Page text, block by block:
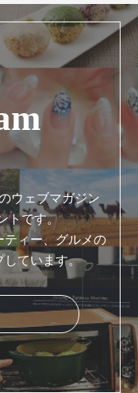
ウェブマガジン
トです。
ティー、グルメの
しています。